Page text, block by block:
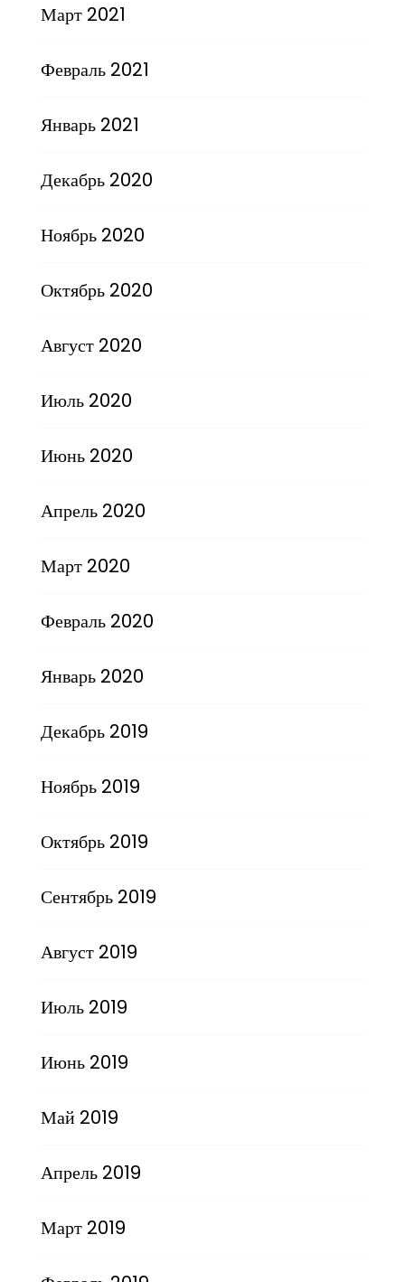
Март 2021
Февраль 2021
Январь 2021
Декабрь 2020
Ноябрь 2020
Октябрь 2020
Август 2020
Июль 2020
Июнь 2020
Апрель 2020
Март 2020
Февраль 2020
Январь 2020
Декабрь 2019
Ноябрь 2019
Октябрь 2019
Сентябрь 2019
Август 2019
Июль 2019
Июнь 2019
Май 2019
Апрель 2019
Март 2019